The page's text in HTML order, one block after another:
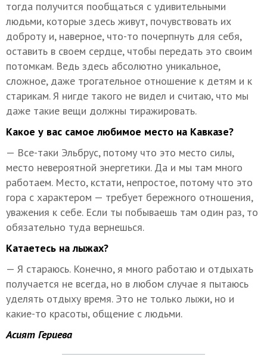
тогда получится пообщаться с удивительными
людьми, которые здесь живут, почувствовать их
доброту и, наверное, что-то почерпнуть для себя,
оставить в своем сердце, чтобы передать это своим
потомкам. Ведь здесь абсолютно уникальное,
сложное, даже трогательное отношение к детям и к
старикам. Я нигде такого не видел и считаю, что мы
даже такие вещи должны тиражировать.
Какое у вас самое любимое место на Кавказе?
— Все-таки Эльбрус, потому что это место силы,
место невероятной энергетики. Да и мы там много
работаем. Место, кстати, непростое, потому что это
гора с характером — требует бережного отношения,
уважения к себе. Если ты побываешь там один раз, то
обязательно туда вернешься.
Катаетесь на лыжах?
— Я стараюсь. Конечно, я много работаю и отдыхать
получается не всегда, но в любом случае я пытаюсь
уделять отдыху время. Это не только лыжи, но и
какие-то красоты, общение с людьми.
Асият Гериева